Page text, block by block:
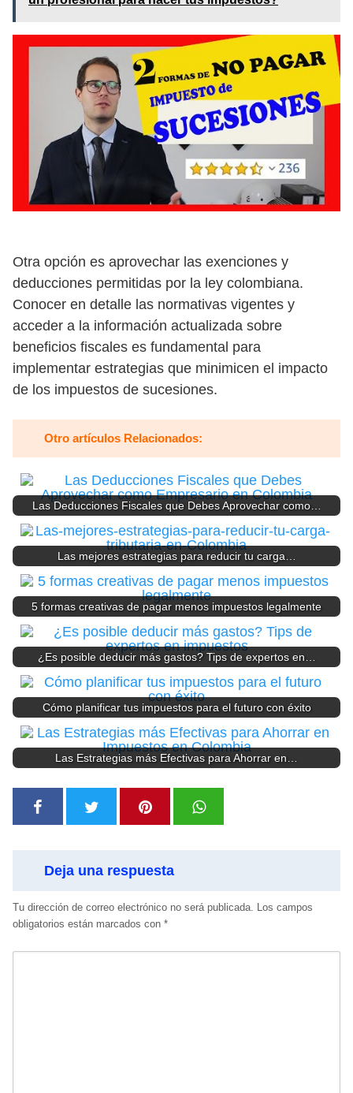
Otra opción es aprovechar las exenciones y
deducciones permitidas por la ley colombiana.
Conocer en detalle las normativas vigentes y
acceder a la información actualizada sobre
beneficios fiscales es fundamental para
implementar estrategias que minimicen el impacto
de los impuestos de sucesiones.
Otro artículos Relacionados:
Las Deducciones Fiscales que Debes Aprovechar como…
Las mejores estrategias para reducir tu carga…
5 formas creativas de pagar menos impuestos legalmente
¿Es posible deducir más gastos? Tips de expertos en…
Cómo planificar tus impuestos para el futuro con éxito
Las Estrategias más Efectivas para Ahorrar en…
Deja una respuesta
Tu dirección de correo electrónico no será publicada. Los campos
obligatorios están marcados con *